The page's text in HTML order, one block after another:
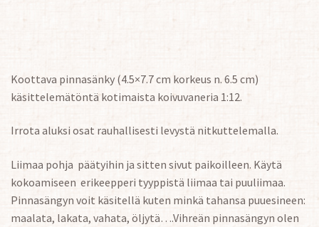
Koottava pinnasänky (4.5×7.7 cm korkeus n. 6.5 cm)
käsittelemätöntä kotimaista koivuvaneria 1:12.
Irrota aluksi osat rauhallisesti levystä nitkuttelemalla.
Liimaa pohja päätyihin ja sitten sivut paikoilleen. Käytä
kokoamiseen erikeepperi tyyppistä liimaa tai puuliimaa.
Pinnasängyn voit käsitellä kuten minkä tahansa puuesineen:
maalata, lakata, vahata, öljytä….Vihreän pinnasängyn olen